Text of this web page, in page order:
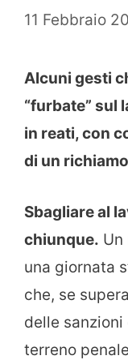
11 Febbraio
Alcuni gesti
“furbate” sul
in reati, con
di un
Sbagliare al
chiunque. Un
una giornata
che, se
delle
terreno